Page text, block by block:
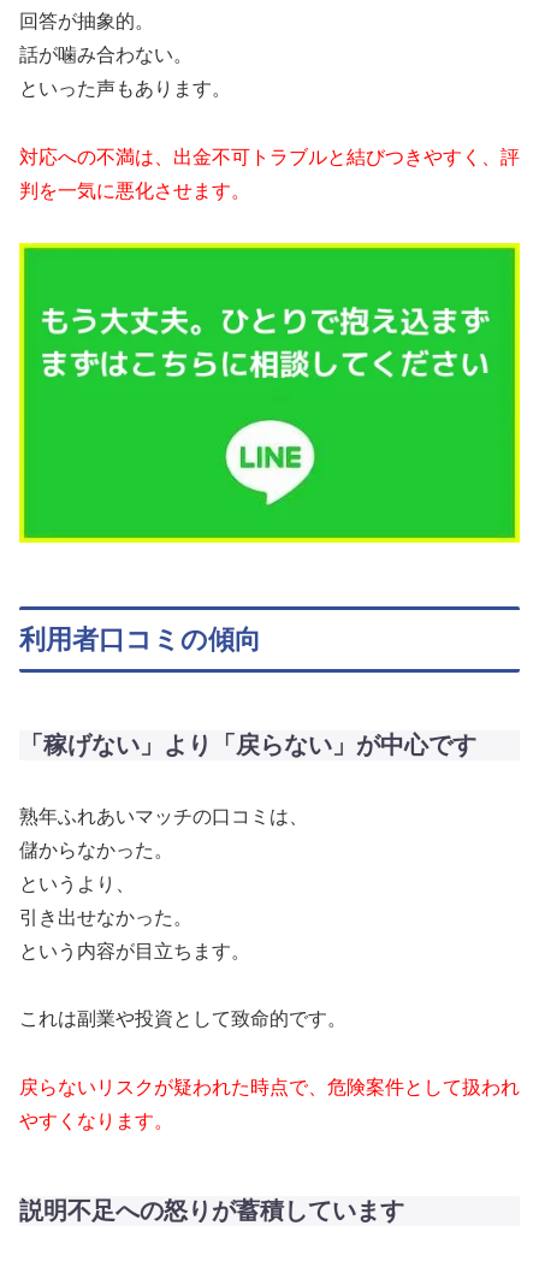
回答が抽象的。
話が噛み合わない。
といった声もあります。
対応への不満は、出金不可トラブルと結びつきやすく、評
判を一気に悪化させます。
利用者口コミの傾向
「稼げない」より「戻らない」が中心です
熟年ふれあいマッチの口コミは、
儲からなかった。
というより、
引き出せなかった。
という内容が目立ちます。
これは副業や投資として致命的です。
戻らないリスクが疑われた時点で、危険案件として扱われ
やすくなります。
説明不足への怒りが蓄積しています